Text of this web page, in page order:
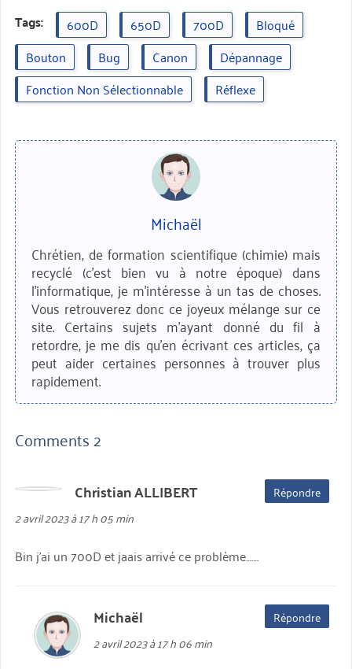
Tags: 600D 650D 700D
Bloqué
Bouton
Bug Canon
Dépannage
Fonction Non Sélectionnable
Réflexe
Michaël
Chrétien, de formation scientifique (chimie) mais
recyclé (c'est bien vu à notre époque) dans
l'informatique, je m'intéresse à un tas de choses.
Vous retrouverez donc ce joyeux mélange sur ce
site. Certains sujets m'ayant donné du fil à
retordre, je me dis qu'en écrivant ces articles, ça
peut aider certaines personnes à trouver plus
rapidement.
Comments 2
Christian ALLIBERTdit :
2 avril 2023 à 17 h 05 min
Bin j’ai un 700D et jaais arrivé ce problème…….
Répondre
Michaël
2 avril 2023 à 17 h 06 min
Répondre